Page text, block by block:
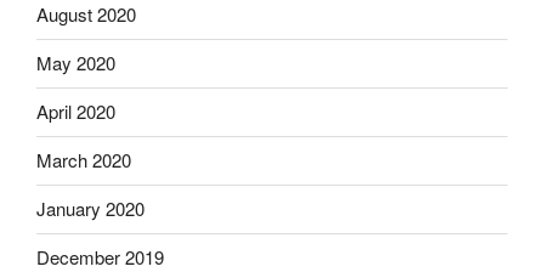
August 2020
May 2020
April 2020
March 2020
January 2020
December 2019